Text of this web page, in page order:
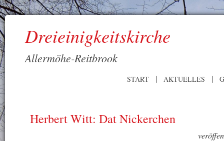
Dreieinigkeitskirche
Allermöhe-Reitbrook
START AKTUELLES
Herbert Witt: Dat Nickerchen